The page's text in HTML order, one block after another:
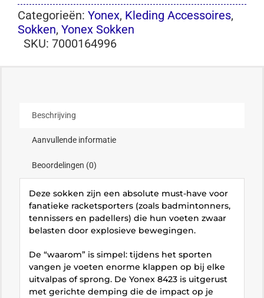
Categorieën: Yonex, Kleding Accessoires,
Sokken, Yonex Sokken
SKU: 7000164996
Beschrijving
Aanvullende informatie
Beoordelingen (0)
Deze sokken zijn een absolute must-have voor
fanatieke racketsporters (zoals badmintonners,
tennissers en padellers) die hun voeten zwaar
belasten door explosieve bewegingen.
De “waarom” is simpel: tijdens het sporten
vangen je voeten enorme klappen op bij elke
uitvalpas of sprong. De Yonex 8423 is uitgerust
met gerichte demping die de impact op je